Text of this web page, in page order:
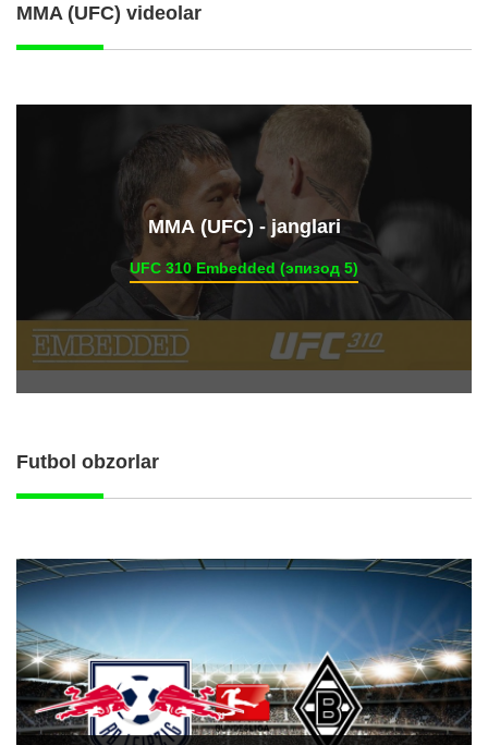
MMA (UFC) videolar
ММА (UFC) - janglari
UFC 310 Embedded (эпизод 5)
Futbol obzorlar